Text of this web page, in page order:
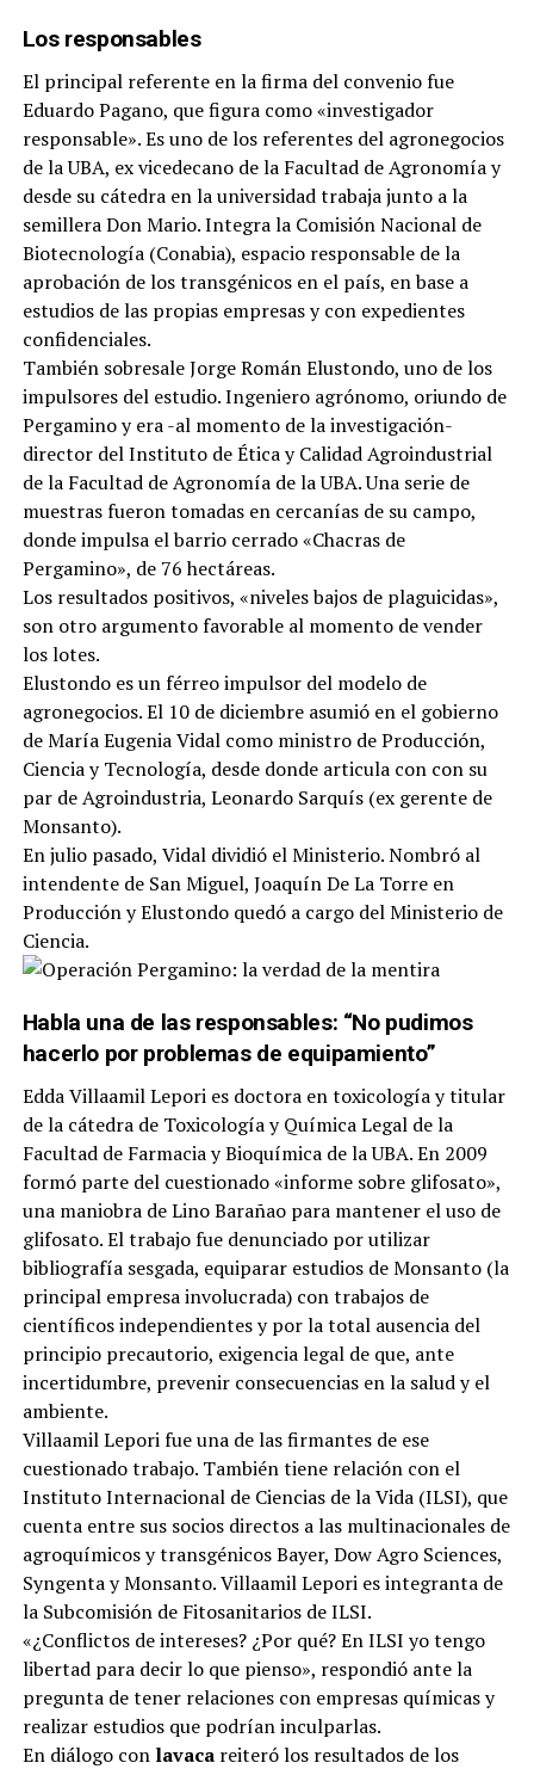
Los responsables
El principal referente en la firma del convenio fue
Eduardo Pagano, que figura como «investigador
responsable». Es uno de los referentes del agronegocios
de la UBA, ex vicedecano de la Facultad de Agronomía y
desde su cátedra en la universidad trabaja junto a la
semillera Don Mario. Integra la Comisión Nacional de
Biotecnología (Conabia), espacio responsable de la
aprobación de los transgénicos en el país, en base a
estudios de las propias empresas y con expedientes
confidenciales.
También sobresale Jorge Román Elustondo, uno de los
impulsores del estudio. Ingeniero agrónomo, oriundo de
Pergamino y era -al momento de la investigación-
director del Instituto de Ética y Calidad Agroindustrial
de la Facultad de Agronomía de la UBA. Una serie de
muestras fueron tomadas en cercanías de su campo,
donde impulsa el barrio cerrado «Chacras de
Pergamino», de 76 hectáreas.
Los resultados positivos, «niveles bajos de plaguicidas»,
son otro argumento favorable al momento de vender
los lotes.
Elustondo es un férreo impulsor del modelo de
agronegocios. El 10 de diciembre asumió en el gobierno
de María Eugenia Vidal como ministro de Producción,
Ciencia y Tecnología, desde donde articula con con su
par de Agroindustria, Leonardo Sarquís (ex gerente de
Monsanto).
En julio pasado, Vidal dividió el Ministerio. Nombró al
intendente de San Miguel, Joaquín De La Torre en
Producción y Elustondo quedó a cargo del Ministerio de
Ciencia.
Habla una de las responsables: “No pudimos
hacerlo por problemas de equipamiento”
Edda Villaamil Lepori es doctora en toxicología y titular
de la cátedra de Toxicología y Química Legal de la
Facultad de Farmacia y Bioquímica de la UBA. En 2009
formó parte del cuestionado «informe sobre glifosato»,
una maniobra de Lino Barañao para mantener el uso de
glifosato. El trabajo fue denunciado por utilizar
bibliografía sesgada, equiparar estudios de Monsanto (la
principal empresa involucrada) con trabajos de
científicos independientes y por la total ausencia del
principio precautorio, exigencia legal de que, ante
incertidumbre, prevenir consecuencias en la salud y el
ambiente.
Villaamil Lepori fue una de las firmantes de ese
cuestionado trabajo. También tiene relación con el
Instituto Internacional de Ciencias de la Vida (ILSI), que
cuenta entre sus socios directos a las multinacionales de
agroquímicos y transgénicos Bayer, Dow Agro Sciences,
Syngenta y Monsanto. Villaamil Lepori es integranta de
la Subcomisión de Fitosanitarios de ILSI.
«¿Conflictos de intereses? ¿Por qué? En ILSI yo tengo
libertad para decir lo que pienso», respondió ante la
pregunta de tener relaciones con empresas químicas y
realizar estudios que podrían inculparlas.
En diálogo con lavaca reiteró los resultados de los